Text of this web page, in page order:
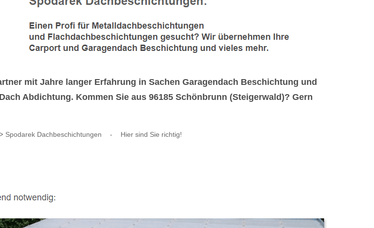
mit Jahre langer Erfahrung in Sachen Garagendach Beschichtung und
Abdichtung. Kommen Sie aus 96185 Schönbrunn (Steigerwald)? Gern
Spodarek Dachbeschichtungen - Hier sind Sie richtig!